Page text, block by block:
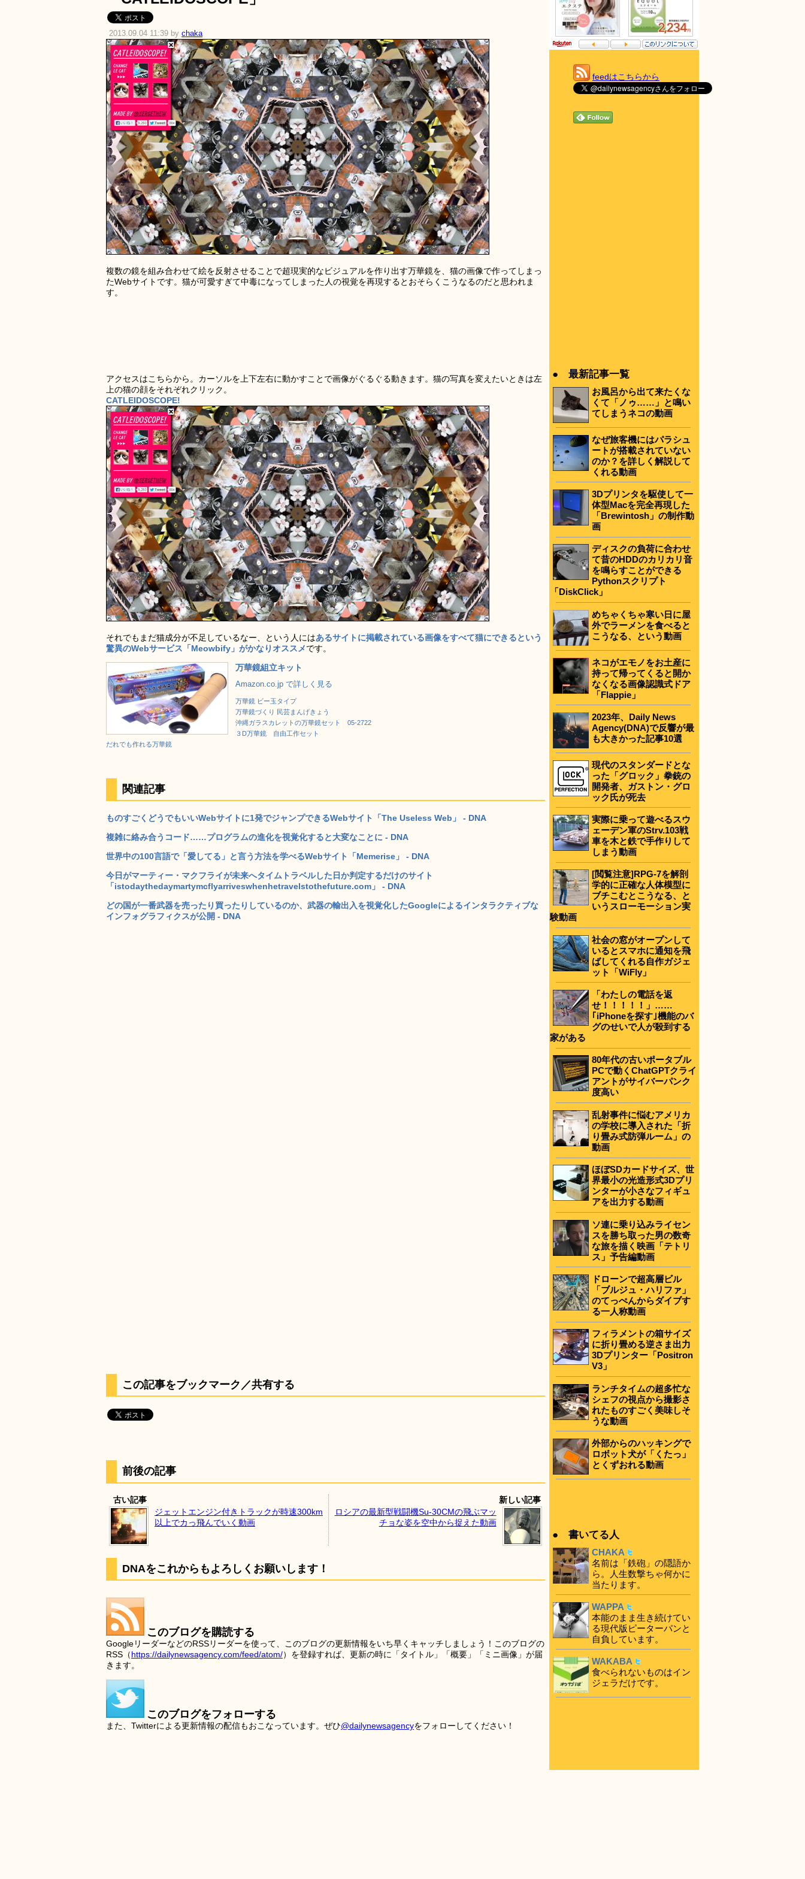
2013.09.04 11:39 by chaka
複数の鏡を組み合わせて絵を反射させることで超現実的なビジュアルを作り出す万華鏡を、猫の画像で作ってしまっ
たWebサイトです。猫が可愛すぎて中毒になってしまった人の視覚を再現するとおそらくこうなるのだと思われま
す。
アクセスはこちらから。カーソルを上下左右に動かすことで画像がぐるぐる動きます。猫の写真を変えたいときは左
上の猫の顔をそれぞれクリック。
CATLEIDOSCOPE!
それでもまだ猫成分が不足しているなー、という人にはあるサイトに掲載されている画像をすべて猫にできるという
驚異のWebサービス「Meowbify」がかなりオススメです。
万華鏡組立キット
Amazon.co.jp で詳しく見る
万華鏡 ビー玉タイプ
万華鏡づくり 民芸まんげきょう
沖縄ガラスカレットの万華鏡セット 05-2722
３D万華鏡 自由工作セット
だれでも作れる万華鏡
関連記事
ものすごくどうでもいいWebサイトに1発でジャンプできるWebサイト「The Useless Web」 - DNA
複雑に絡み合うコード……プログラムの進化を視覚化すると大変なことに - DNA
世界中の100言語で「愛してる」と言う方法を学べるWebサイト「Memerise」 - DNA
今日がマーティー・マクフライが未来へタイムトラベルした日か判定するだけのサイト
「istodaythedaymartymcflyarriveswhenhetravelstothefuture.com」 - DNA
どの国が一番武器を売ったり買ったりしているのか、武器の輸出入を視覚化したGoogleによるインタラクティブな
インフォグラフィクスが公開 - DNA
この記事をブックマーク／共有する
前後の記事
古い記事
ジェットエンジン付きトラックが時速300km
以上でカっ飛んでいく動画
新しい記事
ロシアの最新型戦闘機Su-30CMの飛ぶマッ
チョな姿を空中から捉えた動画
DNAをこれからもよろしくお願いします！
このブログを購読する
GoogleリーダーなどのRSSリーダーを使って、このブログの更新情報をいち早くキャッチしましょう！このブログの
RSS（https://dailynewsagency.com/feed/atom/）を登録すれば、更新の時に「タイトル」「概要」「ミニ画像」が届
きます。
このブログをフォローする
また、Twitterによる更新情報の配信もおこなっています。ぜひ@dailynewsagencyをフォローしてください！
feedはこちらから
● 最新記事一覧
お風呂から出て来たくな
くて「ノゥ……」と鳴い
てしまうネコの動画
なぜ旅客機にはパラシュ
ートが搭載されていない
のか？を詳しく解説して
くれる動画
3Dプリンタを駆使して一
体型Macを完全再現した
「Brewintosh」の制作動
画
ディスクの負荷に合わせ
て昔のHDDのカリカリ音
を鳴らすことができる
Pythonスクリプト
「DiskClick」
めちゃくちゃ寒い日に屋
外でラーメンを食べると
こうなる、という動画
ネコがエモノをお土産に
持って帰ってくると開か
なくなる画像認識式ドア
「Flappie」
2023年、Daily News
Agency(DNA)で反響が最
も大きかった記事10選
現代のスタンダードとな
った「グロック」拳銃の
開発者、ガストン・グロ
ック氏が死去
実際に乗って遊べるスウ
ェーデン軍のStrv.103戦
車を木と鉄で手作りして
しまう動画
[閲覧注意]RPG-7を解剖
学的に正確な人体模型に
ブチこむとこうなる、と
いうスローモーション実
験動画
社会の窓がオープンして
いるとスマホに通知を飛
ばしてくれる自作ガジェ
ット「WiFly」
「わたしの電話を返
せ！！！！！」……
｢iPhoneを探す｣機能のバ
グのせいで人が殺到する
家がある
80年代の古いポータブル
PCで動くChatGPTクライ
アントがサイバーパンク
度高い
乱射事件に悩むアメリカ
の学校に導入された「折
り畳み式防弾ルーム」の
動画
ほぼSDカードサイズ、世
界最小の光造形式3Dプリ
ンターが小さなフィギュ
アを出力する動画
ソ連に乗り込みライセン
スを勝ち取った男の数奇
な旅を描く映画「テトリ
ス」予告編動画
ドローンで超高層ビル
「ブルジュ・ハリファ」
のてっぺんからダイブす
る一人称動画
フィラメントの箱サイズ
に折り畳める逆さま出力
3Dプリンター「Positron
V3」
ランチタイムの超多忙な
シェフの視点から撮影さ
れたものすごく美味しそ
うな動画
外部からのハッキングで
ロボット犬が「くたっ」
とくずおれる動画
● 書いてる人
CHAKA
名前は「鉄砲」の隠語か
ら。人生数撃ちゃ何かに
当たります。
WAPPA
本能のまま生き続けてい
る現代版ピーターパンと
自負しています。
WAKABA
食べられないものはイン
ジェラだけです。